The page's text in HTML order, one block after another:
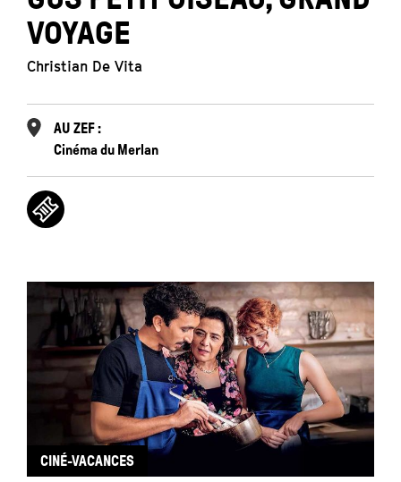
VOYAGE
Christian De Vita
AU ZEF :
Cinéma du Merlan
CINÉ-VACANCES